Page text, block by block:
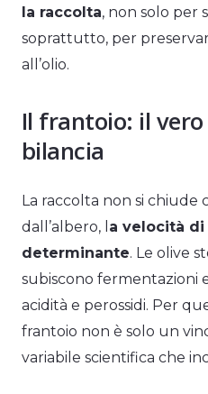
la raccolta, non solo per
soprattutto, per
all’olio.
Il frantoio: il vero
bilancia
La raccolta non si chiude
dall’albero, l a velocità
determinante. Le olive
subiscono fermentazioni
acidità e perossidi. Per
frantoio non è solo un
variabile scientifica che